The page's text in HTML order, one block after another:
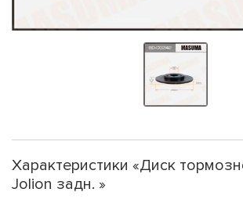
Характеристики «Диск
Jolion задн. »